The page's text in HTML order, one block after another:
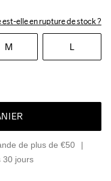
elle en rupture de stock ?
M L
de plus de €50
30 jours